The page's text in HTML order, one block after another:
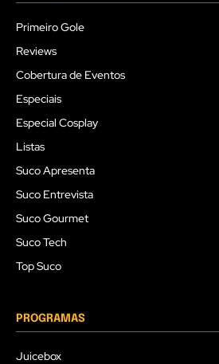
Primeiro Gole
Reviews
Cobertura de Eventos
Especiais
Especial Cosplay
Listas
Suco Apresenta
Suco Entrevista
Suco Gourmet
Suco Tech
Top Suco
PROGRAMAS
Juicebox